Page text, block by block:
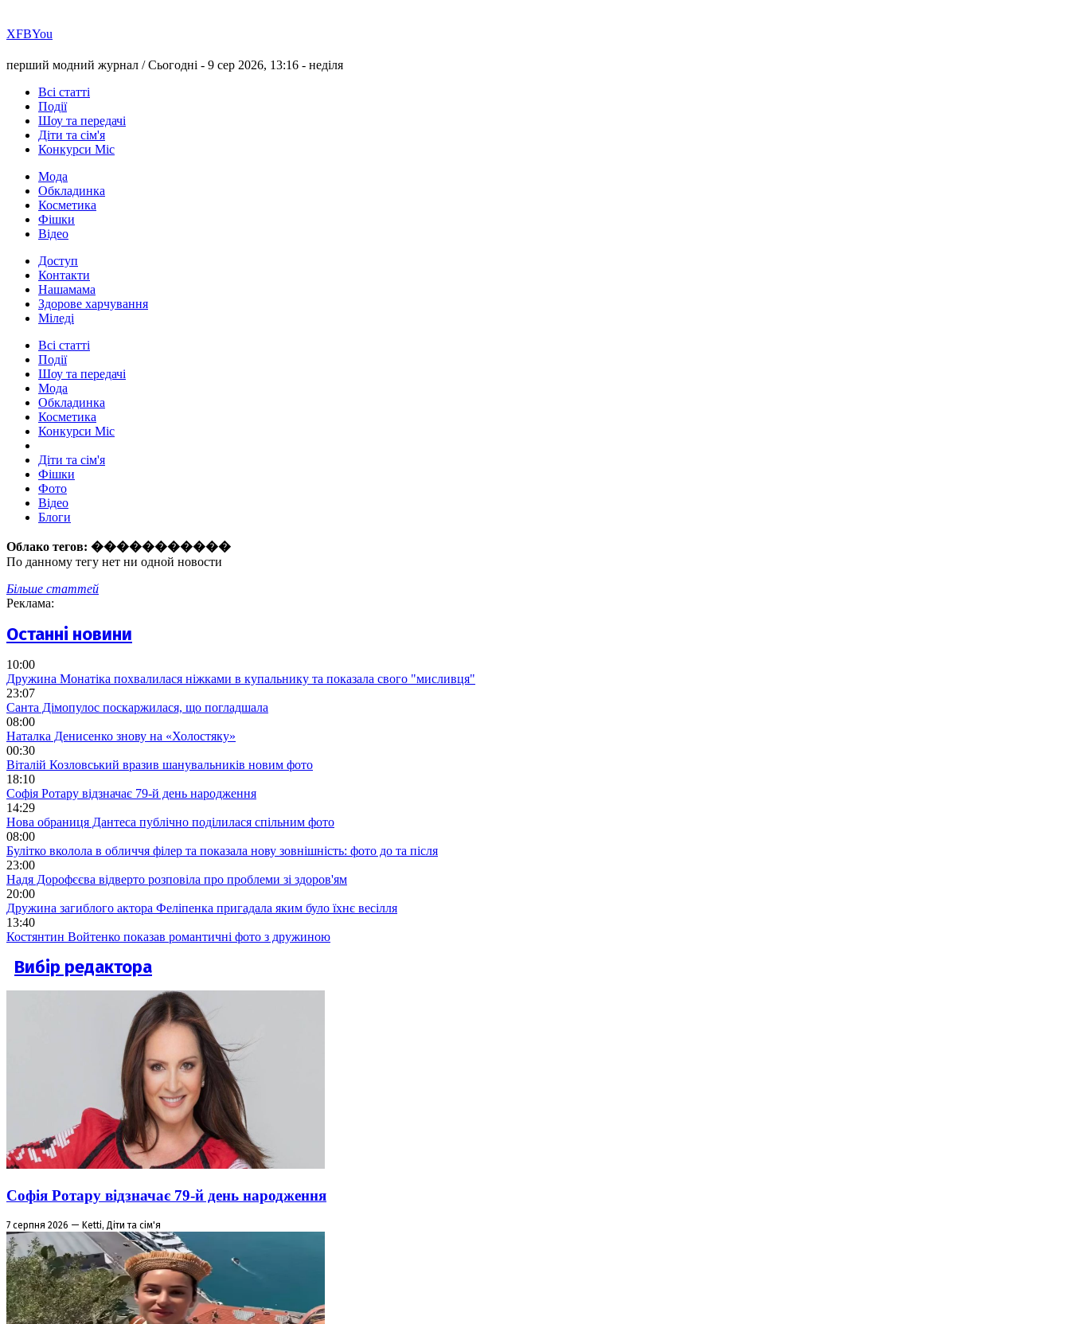
ХFBYou
перший модний журнал /Сьогодні - 9 сер 2026, 13:16 - неділя
Всі статті
Події
Шоу та передачі
Діти та сім'я
Конкурси Міс
Мода
Обкладинка
Косметика
Фішки
Відео
Доступ
Контакти
Нашамама
Здорове харчування
Міледі
Всі статті
Події
Шоу та передачі
Мода
Обкладинка
Косметика
Конкурси Міс
Діти та сім'я
Фішки
Фото
Відео
Блоги
Облако тегов: �����������
По данному тегу нет ни одной новости
Більше статтей
Реклама:
Останні новини
10:00
Дружина Монатіка похвалилася ніжками в купальнику та показала свого "мисливця"
23:07
Санта Дімопулос поскаржилася, що погладшала
08:00
Наталка Денисенко знову на «Холостяку»
00:30
Віталій Козловський вразив шанувальників новим фото
18:10
Софія Ротару відзначає 79-й день народження
14:29
Нова обраниця Дантеса публічно поділилася спільним фото
08:00
Булітко вколола в обличчя філер та показала нову зовнішність: фото до та після
23:00
Надя Дорофєєва відверто розповіла про проблеми зі здоров'ям
20:00
Дружина загиблого актора Феліпенка пригадала яким було їхнє весілля
13:40
Костянтин Войтенко показав романтичні фото з дружиною
Вибір редактора
Софія Ротару відзначає 79-й день народження
7 серпня 2026 — Ketti, Діти та сім'я